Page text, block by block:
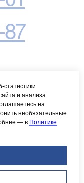
и анализа
на
необязательные
— в Политике